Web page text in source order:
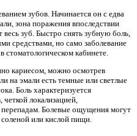
зубов. Начинается он с едва
зона поражения впоследствии
весь зуб. Быстро снять зубную боль,
средствами, но само заболевание
стоматологическом кабинете.
кариесом, можно осмотрев
на эмали есть темные или светлые
Боль характеризуется
локализацией,
Болевые ощущения могут
соленой или кислой пищи.